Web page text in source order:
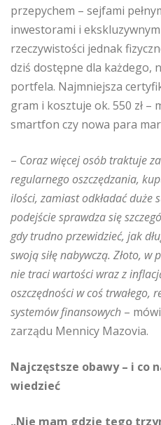
przepychem – sejfami
inwestorami i
rzeczywistości jednak
dziś dostępne dla każdego,
portfela. Najmniejsza
gram i kosztuje ok. 550 zł –
smartfon czy nowa para
– Coraz więcej osób traktuje
regularnego oszczędzania,
ilości, zamiast odkładać duże
podejście sprawdza się
gdy trudno przewidzieć, jak
swoją siłę nabywczą. Złoto,
nie traci wartości wraz z
oszczędności w coś trwałego,
systemów finansowych –
zarządu Mennicy Mazovia.
Najczęstsze obawy – i co
wiedzieć
„Nie mam gdzie tego